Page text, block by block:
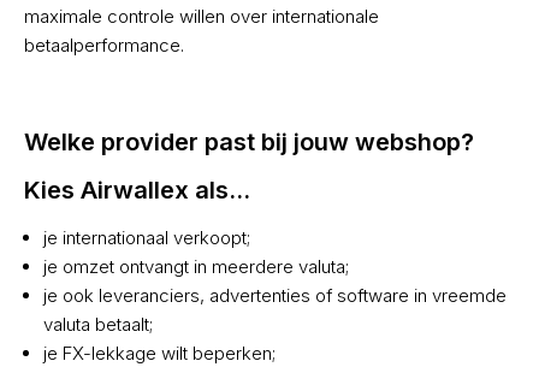
maximale controle willen over internationale
betaalperformance.
Welke provider past bij jouw webshop?
Kies Airwallex als...
je internationaal verkoopt;
je omzet ontvangt in meerdere valuta;
je ook leveranciers, advertenties of software in vreemde
valuta betaalt;
je FX-lekkage wilt beperken;